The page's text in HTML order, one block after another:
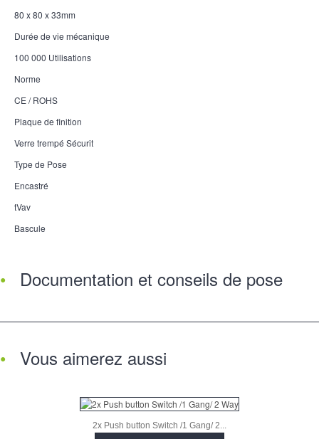
80 x 80 x 33mm
Durée de vie mécanique
100 000 Utilisations
Norme
CE / ROHS
Plaque de finition
Verre trempé Sécurit
Type de Pose
Encastré
tVav
Bascule
Documentation et conseils de pose
Vous aimerez aussi
2x Push button Switch /1 Gang/ 2...